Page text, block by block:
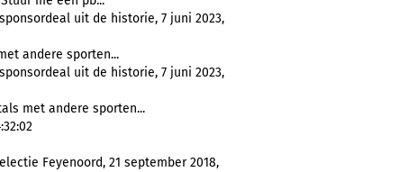
uit de historie, 7 juni 2023,
andere sporten...
uit de historie, 7 juni 2023,
met andere sporten...
Feyenoord, 21 september 2018,